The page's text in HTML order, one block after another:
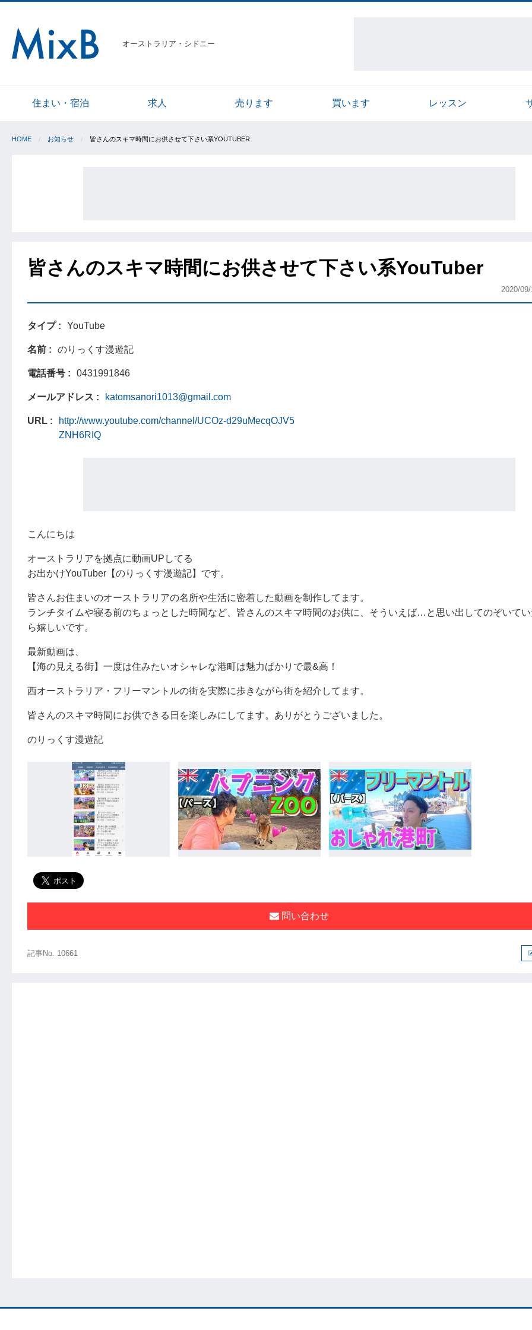
オーストラリア・シドニー
住まい・宿泊 求人 売ります 買います レッスン
HOME お知らせ 皆さんのスキマ時間にお供させて下さい系YOUTUBER
皆さんのスキマ時間にお供させて下さい系YouTuber
2020/
タイプ YouTube
名前 のりっくす漫遊記
電話番号 0431991846
メールアドレス katomsanori1013@gmail.com
URL
http://www.youtube.com/channel/UCOz-d29uMecqOJV5
ZNH6RIQ
こんにちは
オーストラリアを拠点に動画UPしてる
お出かけYouTuber【のりっくす漫遊記】です。
皆さんお住まいのオーストラリアの名所や生活に密着した動画を制作してます。
ランチタイムや寝る前のちょっとした時間など、皆さんのスキマ時間のお供に、そういえば…と思い出してのぞいて
ら嬉しいです。
最新動画は、
【海の見える街】一度は住みたいオシャレな港町は魅力ばかりで最&高！
西オーストラリア・フリーマントルの街を実際に歩きながら街を紹介してます。
皆さんのスキマ時間にお供できる日を楽しみにしてます。ありがとうございました。
のりっくす漫遊記
問い合わせ
記事No. 10661